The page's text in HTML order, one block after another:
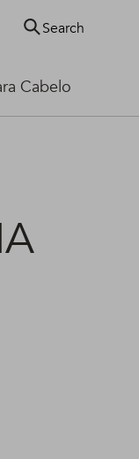
Cabelo
Search